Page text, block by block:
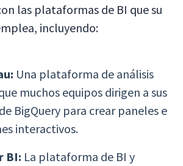
las plataformas de BI que su
incluyendo:
Una plataforma de análisis
muchos equipos dirigen a sus
BigQuery para crear paneles e
interactivos.
BI: La plataforma de BI y